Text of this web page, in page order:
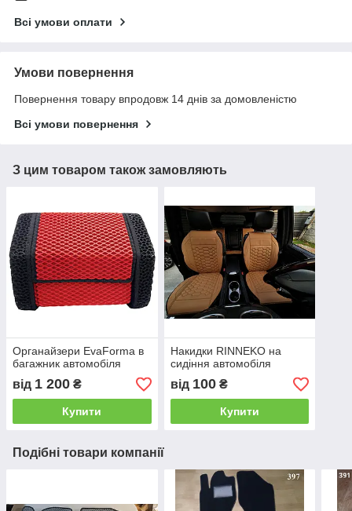
Всі умови оплати
Умови повернення
Повернення товару впродовж 14 днів за домовленістю
Всі умови повернення
З цим товаром також замовляють
Органайзери EvaForma в
багажник автомобіля
від 1 200 ₴
Купити
Накидки RINNEKO на
сидіння автомобіля
від 100₴
Купити
Подібні товари компанії